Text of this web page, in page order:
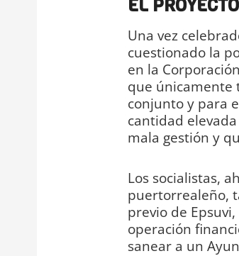
EL PROYECTO
Una vez
cuestionado la
en la
que únicamente
conjunto y para
cantidad
mala gestión y
Los socialistas,
puertorrealeño,
previo de
operación
sanear a un